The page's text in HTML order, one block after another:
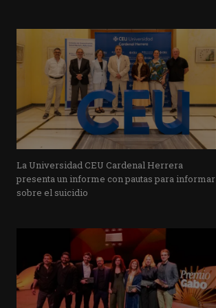
La Universidad CEU Cardenal Herrera
presenta un informe con pautas para informar
sobre el suicidio